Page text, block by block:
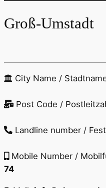
Groß-Umstadt
City Name /
Post Code /
Landline number /
Mobile Number /
74